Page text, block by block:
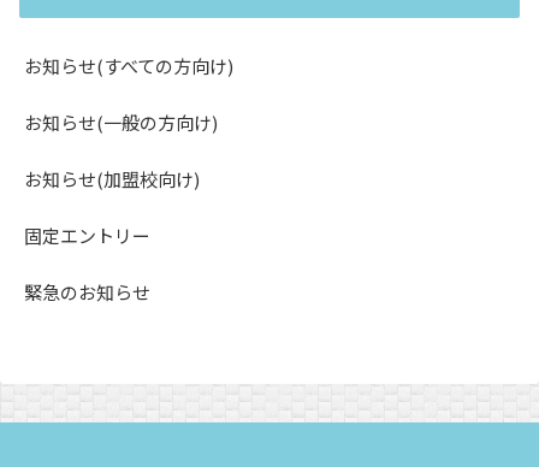
お知らせ(すべての方向け)
お知らせ(一般の方向け)
お知らせ(加盟校向け)
固定エントリー
緊急のお知らせ